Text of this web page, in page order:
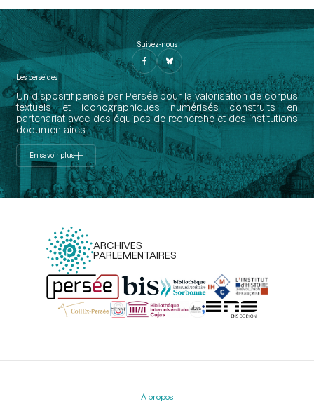
Suivez-nous
Les perséides
Un dispositif pensé par Persée pour la valorisation de corpus
textuels et iconographiques numérisés construits en
partenariat avec des équipes de recherche et des institutions
documentaires.
En savoir plus
ARCHIVES
PARLEMENTAIRES
Menu
À propos